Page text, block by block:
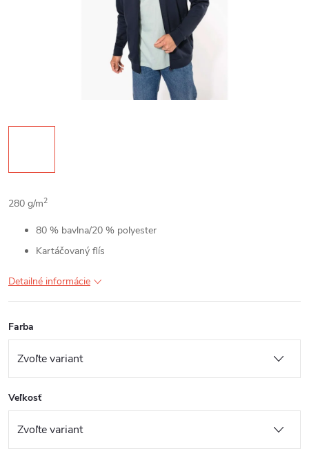
280 g/m2
80 % bavlna/20 % polyester
Kartáčovaný flís
Detailné informácie
Farba
Veľkosť